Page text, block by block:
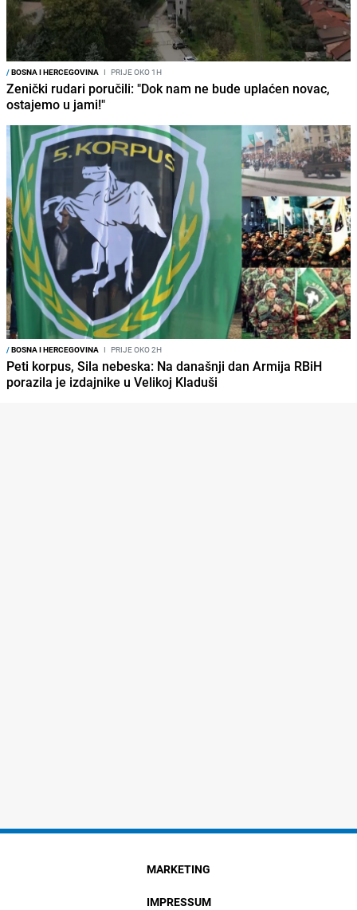
/BOSNA I HERCEGOVINA I PRIJE OKO 1H
Zenički rudari poručili: "Dok nam ne bude uplaćen novac,
ostajemo u jami!"
/BOSNA I HERCEGOVINA I PRIJE OKO 2H
Peti korpus, Sila nebeska: Na današnji dan Armija RBiH
porazila je izdajnike u Velikoj Kladuši
MARKETING
IMPRESSUM